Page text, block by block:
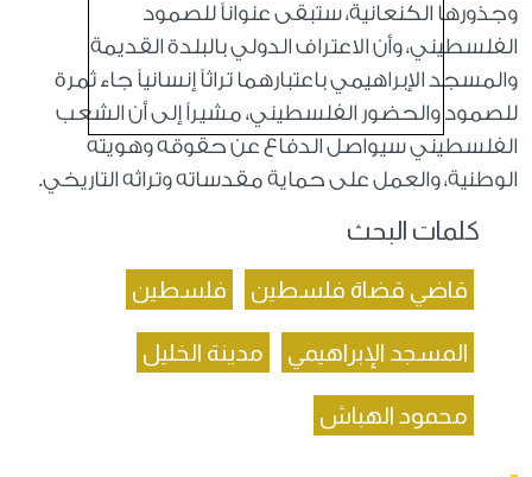
وجذورها الكنعانية، ستبقى عنواناً للصمود
الفلسطيني، وأن الاعتراف الدولي بالبلدة القديمة
والمسجد الإبراهيمي باعتبارهما تراثاً إنسانياً جاء ثمرة
للصمود والحضور الفلسطيني، مشيراً إلى أن الشعب
الفلسطيني سيواصل الدفاع عن حقوقه وهويته
الوطنية، والعمل على حماية مقدساته وتراثه التاريخي.
كلمات البحث
قاضي قضاة فلسطين فلسطين
المسجد الإبراهيمي مدينة الخليل
محمود الهباش